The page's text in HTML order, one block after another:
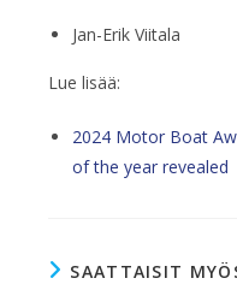
Jan-Erik Viitala
Lue lisää:
2024 Motor Boat
of the year revealed
SAATTAISIT